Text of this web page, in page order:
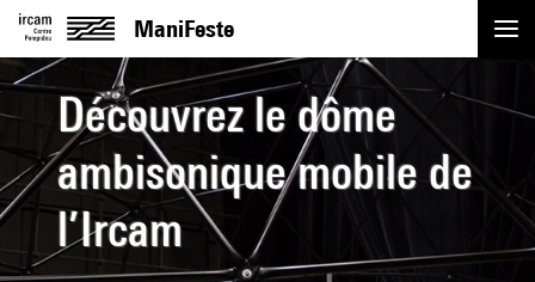
ManiFeste
Événements
Replay
Artistes
Découvrez le dôme
ambisonique mobile de
l’Ircam